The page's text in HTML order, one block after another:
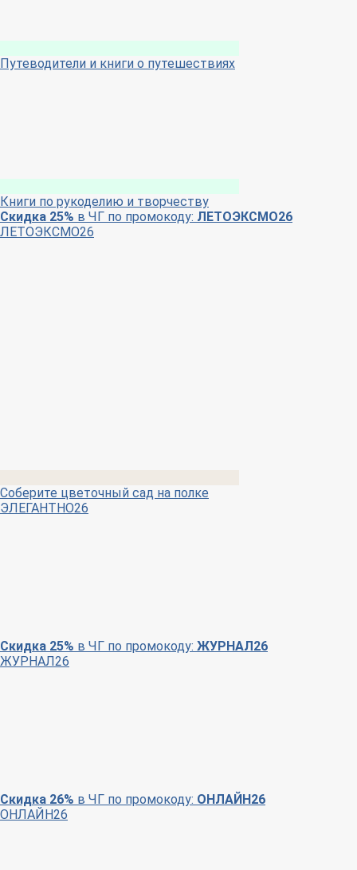
Путеводители и книги о путешествиях
Книги по рукоделию и творчеству
Скидка 25% в ЧГ по промокоду: ЛЕТОЭКСМО26
ЛЕТОЭКСМО26
Соберите цветочный сад на полке
ЭЛЕГАНТНО26
Скидка 25% в ЧГ по промокоду: ЖУРНАЛ26
ЖУРНАЛ26
Скидка 26% в ЧГ по промокоду: ОНЛАЙН26
ОНЛАЙН26